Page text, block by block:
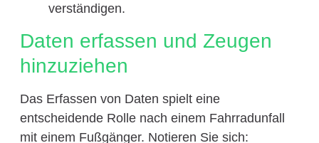
verständigen.
Daten erfassen und Zeugen
hinzuziehen
Das Erfassen von Daten spielt eine
entscheidende Rolle nach einem Fahrradunfall
mit einem Fußgänger. Notieren Sie sich: